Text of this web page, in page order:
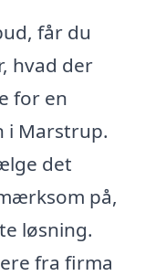
får du
hvad der
for en
i Marstrup.
det
på,
løsning.
fra firma